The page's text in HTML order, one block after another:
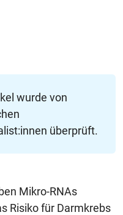
wurde von
überprüft.
Mikro-RNAs
Risiko für Darmkrebs